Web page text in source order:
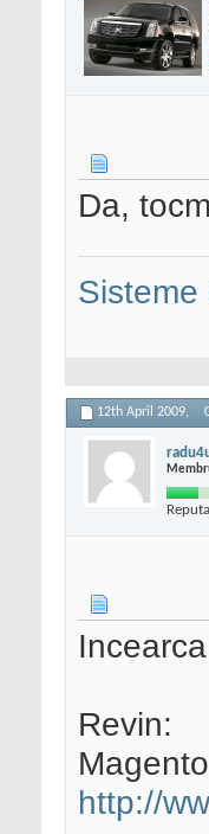
Da,
Sisteme
12th April 2009,
Revin:
http://